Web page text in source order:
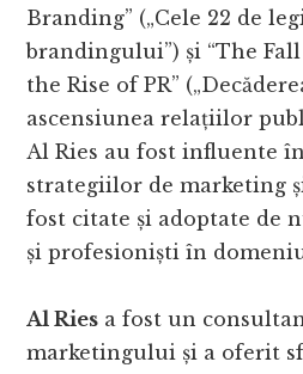
Branding” („Cele 22 de
brandingului”) și “The
the Rise of PR”
ascensiunea relațiilor
Al Ries au fost influente
strategiilor de marketing
fost citate și adoptate de
și profesioniști în
Al Ries a fost un
marketingului și a oferit